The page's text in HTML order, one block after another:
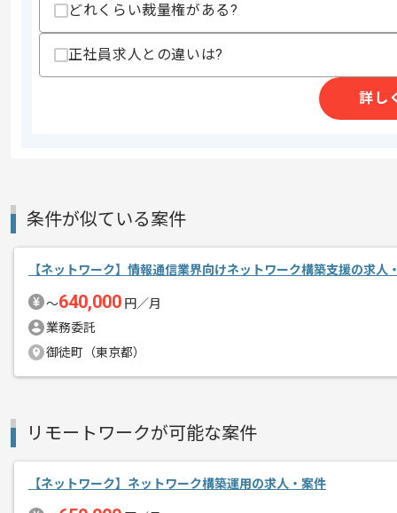
精算条件
精算基準時間
140時間〜180時間
エージェントからのコ
メント
大手小売グループ様向けネットワーク
どれくらい裁量権がある?
正社員求人との違いは?
詳し
条件が似ている案件
【ネットワーク】情報通信業界向けネットワーク構築支援の求人
〜640,000 円／月
業務委託
御徒町（東京都）
リモートワークが可能な案件
【ネットワーク】ネットワーク構築運用の求人・案件